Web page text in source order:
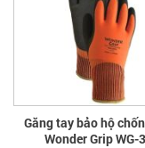
Găng tay bảo hộ
Wonder Grip WG-